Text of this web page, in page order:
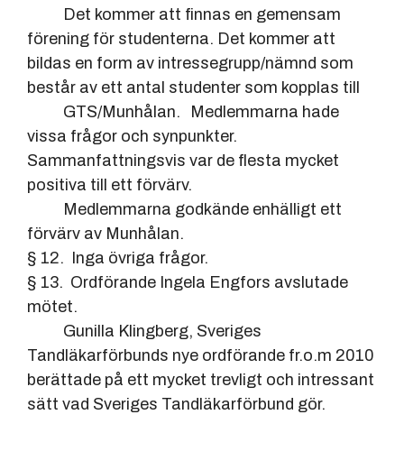
Det kommer att finnas en gemensam
förening för studenterna. Det kommer att
bildas en form av intressegrupp/nämnd som
består av ett antal studenter som kopplas till
GTS/Munhålan. Medlemmarna hade
vissa frågor och synpunkter.
Sammanfattningsvis var de flesta mycket
positiva till ett förvärv.
Medlemmarna godkände enhälligt ett
förvärv av Munhålan.
§ 12. Inga övriga frågor.
§ 13. Ordförande Ingela Engfors avslutade
mötet.
Gunilla Klingberg, Sveriges
Tandläkarförbunds nye ordförande fr.o.m 2010
berättade på ett mycket trevligt och intressant
sätt vad Sveriges Tandläkarförbund gör.